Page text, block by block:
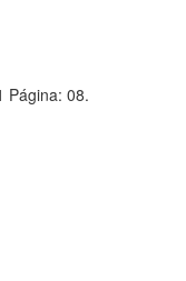
Página: 08.